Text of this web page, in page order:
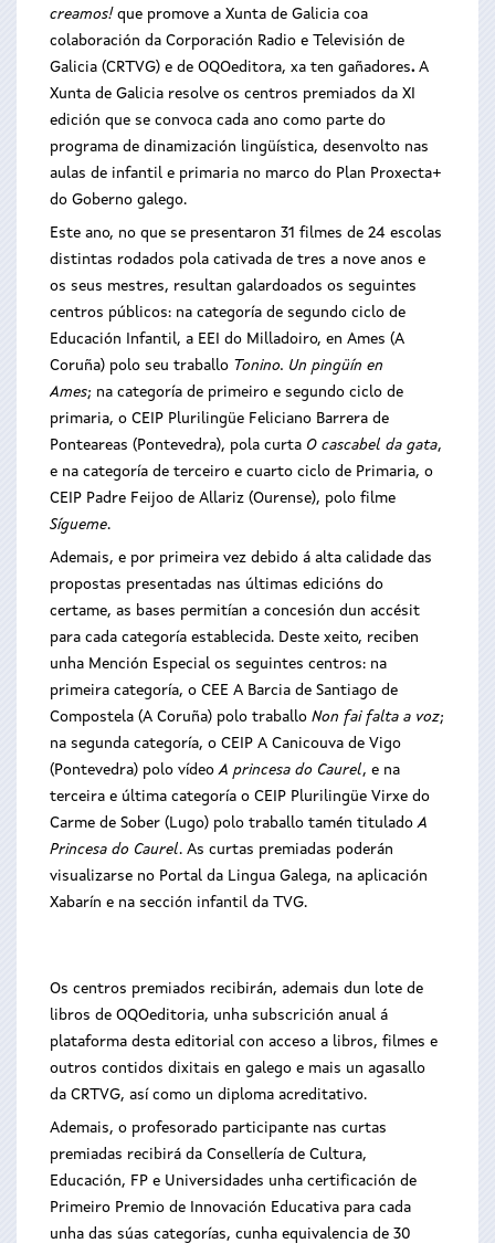
creamos! que promove a Xunta de Galicia coa
colaboración da Corporación Radio e Televisión de
Galicia (CRTVG) e de OQOeditora, xa ten gañadores. A
Xunta de Galicia resolve os centros premiados da XI
edición que se convoca cada ano como parte do
programa de dinamización lingüística, desenvolto nas
aulas de infantil e primaria no marco do Plan Proxecta+
do Goberno galego.
Este ano, no que se presentaron 31 filmes de 24 escolas
distintas rodados pola cativada de tres a nove anos e
os seus mestres, resultan galardoados os seguintes
centros públicos: na categoría de segundo ciclo de
Educación Infantil, a EEI do Milladoiro, en Ames (A
Coruña) polo seu traballo Tonino. Un pingüín en
Ames; na categoría de primeiro e segundo ciclo de
primaria, o CEIP Plurilingüe Feliciano Barrera de
Ponteareas (Pontevedra), pola curta O cascabel da gata,
e na categoría de terceiro e cuarto ciclo de Primaria, o
CEIP Padre Feijoo de Allariz (Ourense), polo filme
Sígueme.
Ademais, e por primeira vez debido á alta calidade das
propostas presentadas nas últimas edicións do
certame, as bases permitían a concesión dun accésit
para cada categoría establecida. Deste xeito, reciben
unha Mención Especial os seguintes centros: na
primeira categoría, o CEE A Barcia de Santiago de
Compostela (A Coruña) polo traballo Non fai falta a voz;
na segunda categoría, o CEIP A Canicouva de Vigo
(Pontevedra) polo vídeoA princesa do Caurel, e na
terceira e última categoría o CEIP Plurilingüe Virxe do
Carme de Sober (Lugo) polo traballo tamén tituladoA
Princesa do Caurel. As curtas premiadas poderán
visualizarse no Portal da Lingua Galega, na aplicación
Xabarín e na sección infantil da TVG.
Os centros premiados recibirán, ademais dun lote de
libros de OQOeditoria, unha subscrición anual á
plataforma desta editorial con acceso a libros, filmes e
outros contidos dixitais en galego e mais un agasallo
da CRTVG, así como un diploma acreditativo.
Ademais, o profesorado participante nas curtas
premiadas recibirá da Consellería de Cultura,
Educación, FP e Universidades unha certificación de
Primeiro Premio de Innovación Educativa para cada
unha das súas categorías, cunha equivalencia de 30